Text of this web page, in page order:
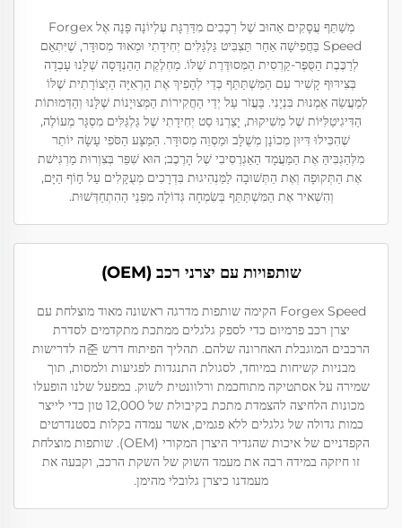
מְשַׁתֵּף עֲסָקִים אַהוּב שֶׁל רְכָבִים מִדַּרְגָּת עֶלְיוֹנָה פָּנָה אֶל Forgex
Speed בַּחֲפִישָׁה אַחַר תַּצְבִּיט גַּלְגַּלִּים יְחִידָתִי וּמְאוּד מְסוּדָּר, שֶׁיִּתְאַם
לְרַכֶּבֶת הַסֻּפֶּר-קַרְסִית הַמְּסוּדֶּרֶת שֶׁלּוֹ. מַחְלֶקֶת הַהַנְדָּסָה שֶׁלָּנוּ עָבְדָה
בְּצִירּוּף קָשִׁיר עִם הַמִּשְׁתַּתֵּף כְּדֵי לְהָפִיךְ אֶת הָרְאִיָּה הַיְּצוֹרָתִית שֶׁלּוֹ
לְמַעֲשֵׂה אַמְנוּת בִּנְיָנִי. בַּעֲזֹר עַל יְדֵי הַחֲקִירוֹת הַמְּצוּיָנוֹת שֶׁלָּנוּ וְהַדְּמוּתוֹת
הַדִּיגִיטַלִּיּוֹת שֶׁל מְשִׁיקוּת, יָצַרְנוּ סֵט יְחִידָתִי שֶׁל גַּלְגַּלִּים מִסְגָּר מְעוֹלֶה,
שֶׁהִכִּילוּ דִּיוּן מְכוֹנָן מְשֻׁלָּב וּמַסְוֵה מְסוּדָּר. הַמַּצָּע הַסֹּפִי עָשָׂה יוֹתֵר
מִלְּהַגְבִּיהַּ אֶת הַמַּעֲמָד הַאַגְרֶסִיבִי שֶׁל הָרֶכֶב; הוּא שִׁפֵּר בְּצִוְרוּת מַרְגִּישׁת
אֶת הַתְּקוּפָה וְאֶת הַתְּשׁוּבָה לַמַּנְהִיגוּת בִּדְרָכִים מְעֻקָּלִים עַל ח֣וֹף הַיָּם,
וְהִשְׁאיר אֶת הַמִּשְׁתַּתֵּף בְּשִׂמְחָה גְּדוֹלָה מִפְּנֵי הַהִתְחַדְּשׁוּת.
שותפויות עם יצרני רכב (OEM)
Forgex Speed הקימה שותפות מדרגה ראשונה מאוד מוצלחת עם
יצרן רכב פרמיום כדי לספק גלגלים ממתכת מתקדמים לסדרת
הרכבים המוגבלת האחרונה שלהם. תהליך הפיתוח דרש 준ה לדרישות
מבניות קשיחות במיוחד, לסגולת התנגדות לפגיעות ולמסות, תוך
שמירה על אסתטיקה מתוחכמת ורלוונטית לשוק. במפעל שלנו הופעלו
מכונות הלחיצה להצמדת מתכת בקיבולת של 12,000 טון כדי לייצר
כמות גדולה של גלגלים ללא פגמים, אשר עמדה בקלות בסטנדרטים
הקפדניים של איכות שהגדיר היצרן המקורי (OEM). שותפות מוצלחת
זו חיזקה במידה רבה את מעמד השוק של השקת הרכב, וקבעה את
מעמדנו כיצרן גלובלי מהימן.